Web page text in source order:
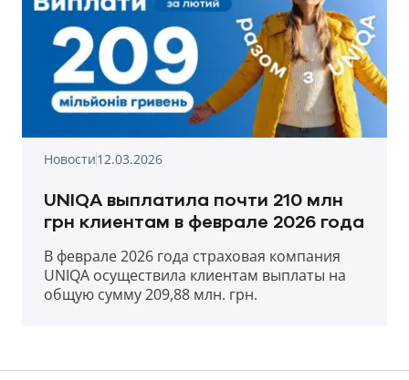
Новости12.03.2026
UNIQA выплатила почти 210 млн
грн клиентам в феврале 2026 года
В феврале 2026 года страховая компания
UNIQA осуществила клиентам выплаты на
общую сумму 209,88 млн. грн.